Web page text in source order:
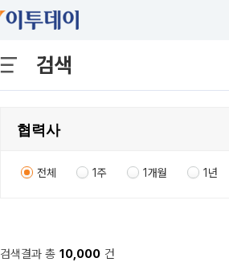
검색
전체 1주 1개월 1년
검색결과 총 10,000 건